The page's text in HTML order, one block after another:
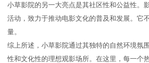
小草影院的另一大亮点是其社区性和公益性。
活动，致力于推动电影文化的普及和发展。它
量。
综上所述，小草影院通过其独特的自然环境氛
性和文化性的理想观影场所。在这里，每一个